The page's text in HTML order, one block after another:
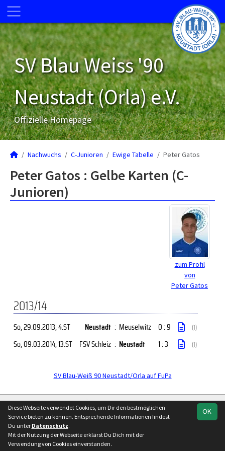
SV Blau Weiss '90
Neustadt (Orla) e.V.
Offizielle Homepage
Nachwuchs C-Junioren Ewige Tabelle Peter Gatos
Peter Gatos : Gelbe Karten (C-
Junioren)
zum Profil
von
Peter Gatos
2013/14
So, 29.09.2013, 4.ST Neustadt : Meuselwitz 0 : 9 (1)
So, 09.03.2014, 13.ST FSV Schleiz : Neustadt 1 : 3 (1)
SV Blau-Weiß 90 Neustadt/Orla auf FuPa
soccero.de
Besucherstatistik
Datenschutz
OK
Diese Webseite verwendet Cookies, um Dir den bestmöglichen
Service bieten zu können. Entsprechende Informationen findest
Du unter Datenschutz.
Mit der Nutzung der Webseite erklärst Du Dich mit der
Verwendung von Cookies einverstanden.